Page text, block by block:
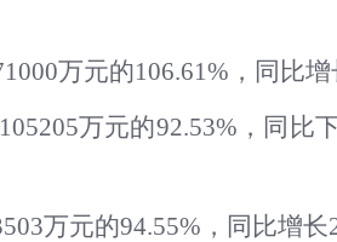
万元的106.61%，同比增
万元的92.53%，同比
万元的94.55%，同比增长